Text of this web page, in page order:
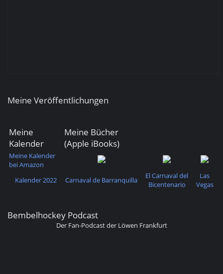
Meine Veröffentlichungen
Meine
Kalender
Meine Bücher
(Apple iBooks)
Meine Kalender
bei Amazon
Kalender 2022
Carnaval de Barranquilla
El Carnaval del
Bicentenario
Las
Vegas
Bembelhockey Podcast
Der Fan-Podcast der Löwen Frankfurt